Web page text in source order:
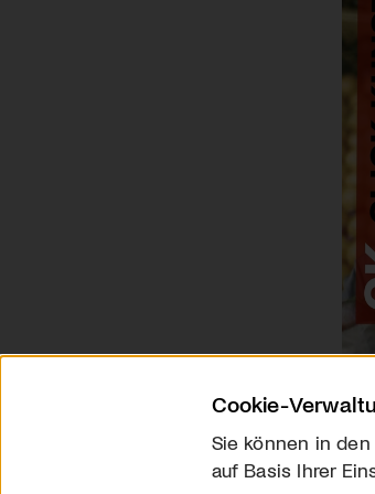
Cookie-
Sie können in
auf Basis Ihrer